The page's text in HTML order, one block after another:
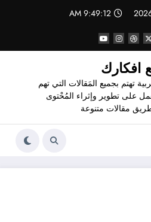
9:49:13 AM
افكارك
تهتم بجميع المَقالات التي تهم
على تطوير وإثراء المُحْتوى
مقالات متنوعة